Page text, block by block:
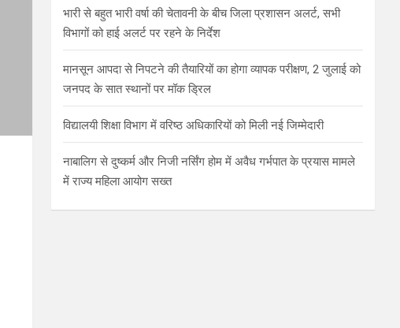
भारी से बहुत भारी वर्षा की चेतावनी के बीच जिला प्रशासन अलर्ट, सभी
विभागों को हाई अलर्ट पर रहने के निर्देश
मानसून आपदा से निपटने की तैयारियों का होगा व्यापक परीक्षण, 2 जुलाई को
जनपद के सात स्थानों पर मॉक ड्रिल
विद्यालयी शिक्षा विभाग में वरिष्ठ अधिकारियों को मिली नई जिम्मेदारी
नाबालिग से दुष्कर्म और निजी नर्सिंग होम में अवैध गर्भपात के प्रयास मामले
में राज्य महिला आयोग सख्त